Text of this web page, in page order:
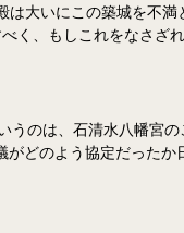
大いにこの築城を不
く、もしこれをなさざ
のは、石清水八幡宮
どのよう協定だった